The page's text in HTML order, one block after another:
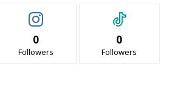
0
Followers
0
Followers